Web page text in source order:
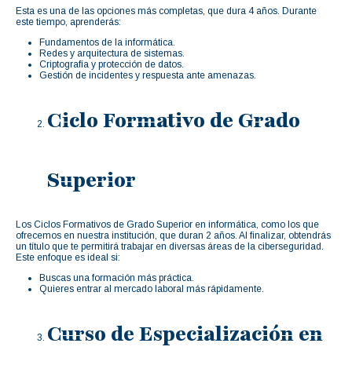
Esta es una de las opciones más completas, que dura 4 años. Durante
este tiempo, aprenderás:
Fundamentos de la informática.
Redes y arquitectura de sistemas.
Criptografía y protección de datos.
Gestión de incidentes y respuesta ante amenazas.
Ciclo Formativo de Grado
Superior
Los Ciclos Formativos de Grado Superior en informática, como los que
ofrecemos en nuestra institución, que duran 2 años. Al finalizar, obtendrás
un título que te permitirá trabajar en diversas áreas de la ciberseguridad.
Este enfoque es ideal si:
Buscas una formación más práctica.
Quieres entrar al mercado laboral más rápidamente.
Curso de Especialización en